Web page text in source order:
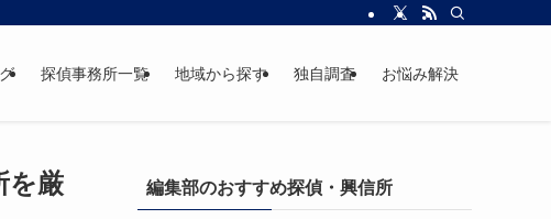
探偵事務所一覧 地域から探す 独自調査 お悩み解決
を厳
編集部のおすすめ探偵・興信所